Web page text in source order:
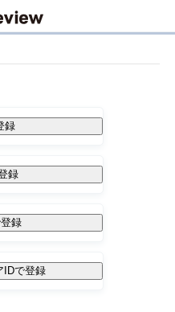
録
録
録
IDで登録